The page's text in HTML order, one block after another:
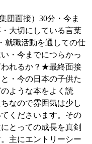
団面接）30分・今ま
大切にしている言葉
就職活動を通しての仕
・今までにつらかっ
われるか？★最終面接
・今の日本の子供た
ような本をよく読
なので雰囲気は少し
くださいます。その
とっての成長を真剣
主にエントリーシー